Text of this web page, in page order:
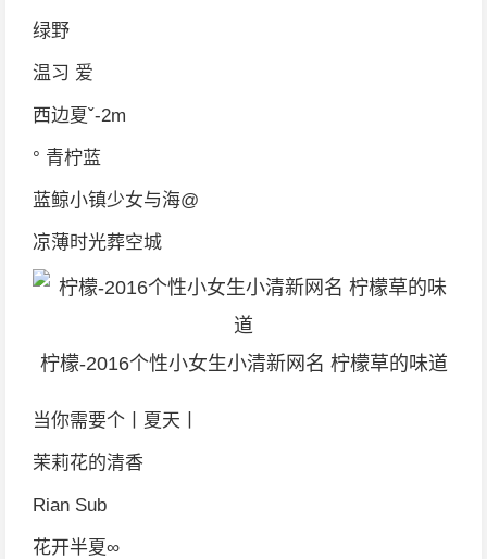
绿野
温习 爱
西边夏ˇ-2m
° 青柠蓝
蓝鲸小镇少女与海@
凉薄时光葬空城
柠檬-2016个性小女生小清新网名 柠檬草的味道
当你需要个丨夏天丨
茉莉花的清香
Rian Sub
花开半夏∞